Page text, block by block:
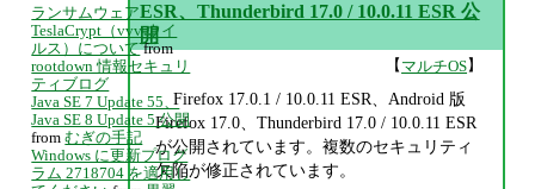
ESR、Thunderbird 17.0 / 10.0.11 ESR 公
開
【 マルチOS】
Firefox 17.0.1 / 10.0.11 ESR、Android 版
Firefox 17.0、Thunderbird 17.0 / 10.0.11 ESR
が公開されています。複数のセキュリティ
欠陥が修正されています。
ランサムウェア
TeslaCrypt（vvv ウイ
ルス）について from
rootdown 情報セキュリ
ティブログ
Java SE 7 Update 55、
Java SE 8 Update 5 公開
from むぎの手記
Windows に更新プログ
ラム 2718704 を適用し